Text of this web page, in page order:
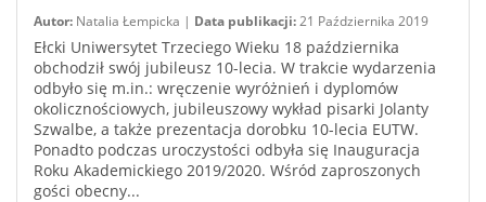
Autor: Natalia Łempicka | Data publikacji:21 Października 2019
Ełcki Uniwersytet Trzeciego Wieku 18 października
obchodził swój jubileusz 10-lecia. W trakcie wydarzenia
odbyło się m.in.: wręczenie wyróżnień i dyplomów
okolicznościowych, jubileuszowy wykład pisarki Jolanty
Szwalbe, a także prezentacja dorobku 10-lecia EUTW.
Ponadto podczas uroczystości odbyła się Inauguracja
Roku Akademickiego 2019/2020. Wśród zaproszonych
gości obecny...